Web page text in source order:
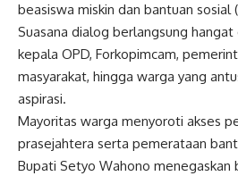
beasiswa miskin dan bantuan sosial
Suasana dialog berlangsung
kepala OPD, Forkopimcam,
masyarakat, hingga warga yang
aspirasi.
Mayoritas warga menyoroti akses
prasejahtera serta pemerataan
Bupati Setyo Wahono menegaskan